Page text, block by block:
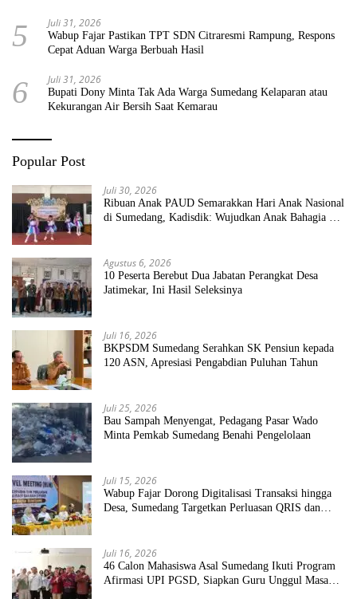
5 Juli 31, 2026
Wabup Fajar Pastikan TPT SDN Citraresmi Rampung, Respons
Cepat Aduan Warga Berbuah Hasil
6 Juli 31, 2026
Bupati Dony Minta Tak Ada Warga Sumedang Kelaparan atau
Kekurangan Air Bersih Saat Kemarau
Popular Post
Juli 30, 2026
Ribuan Anak PAUD Semarakkan Hari Anak Nasional
di Sumedang, Kadisdik: Wujudkan Anak Bahagia dan
Agustus 6, 2026
10 Peserta Berebut Dua Jabatan Perangkat Desa
Jatimekar, Ini Hasil Seleksinya
Juli 16, 2026
BKPSDM Sumedang Serahkan SK Pensiun kepada
120 ASN, Apresiasi Pengabdian Puluhan Tahun
Juli 25, 2026
Bau Sampah Menyengat, Pedagang Pasar Wado
Minta Pemkab Sumedang Benahi Pengelolaan
Juli 15, 2026
Wabup Fajar Dorong Digitalisasi Transaksi hingga
Desa, Sumedang Targetkan Perluasan QRIS dan
Juli 16, 2026
46 Calon Mahasiswa Asal Sumedang Ikuti Program
Afirmasi UPI PGSD, Siapkan Guru Unggul Masa